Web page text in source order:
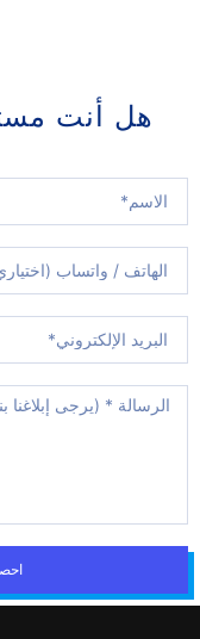
هل أنت